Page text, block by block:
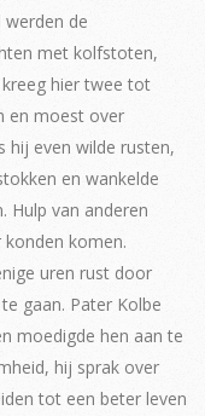
de
met kolfstoten,
hier twee tot
en moest over
hij even wilde rusten,
en wankelde
Hulp van anderen
komen.
uren rust door
gaan. Pater Kolbe
moedigde hen aan te
hij sprak over
tot een beter leven